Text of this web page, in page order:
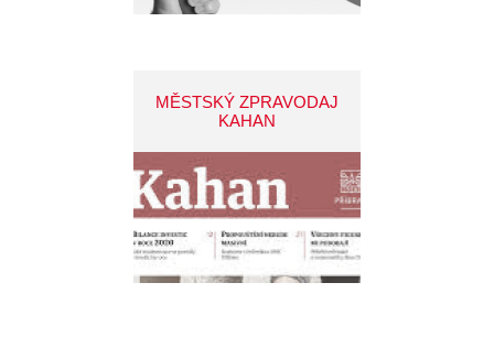
MĚSTSKÝ ZPRAVODAJ
KAHAN